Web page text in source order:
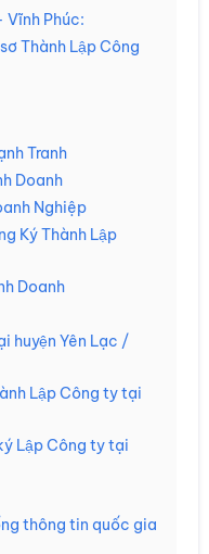
Vĩnh Phúc:
Thành Lập Công
Tranh
Doanh
Nghiệp
Ký Thành Lập
Doanh
huyện Yên Lạc /
Lập Công ty tại
Lập Công ty tại
thông tin quốc gia